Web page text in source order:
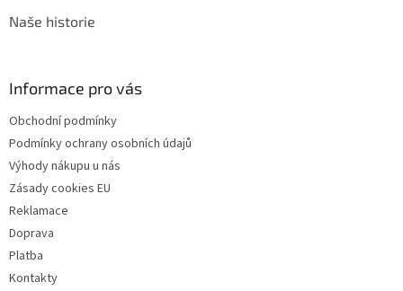
Naše historie
Informace pro vás
Obchodní podmínky
Podmínky ochrany osobních údajů
Výhody nákupu u nás
Zásady cookies EU
Reklamace
Doprava
Platba
Kontakty